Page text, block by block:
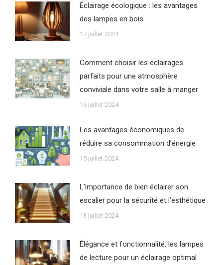
Éclairage écologique : les avantages
des lampes en bois
17 juillet 2024
Comment choisir les éclairages
parfaits pour une atmosphère
conviviale dans votre salle à manger
16 juillet 2024
Les avantages économiques de
réduire sa consommation d’énergie
15 juillet 2024
L’importance de bien éclairer son
escalier pour la sécurité et l’esthétique
13 juillet 2024
Élégance et fonctionnalité: les lampes
de lecture pour un éclairage optimal